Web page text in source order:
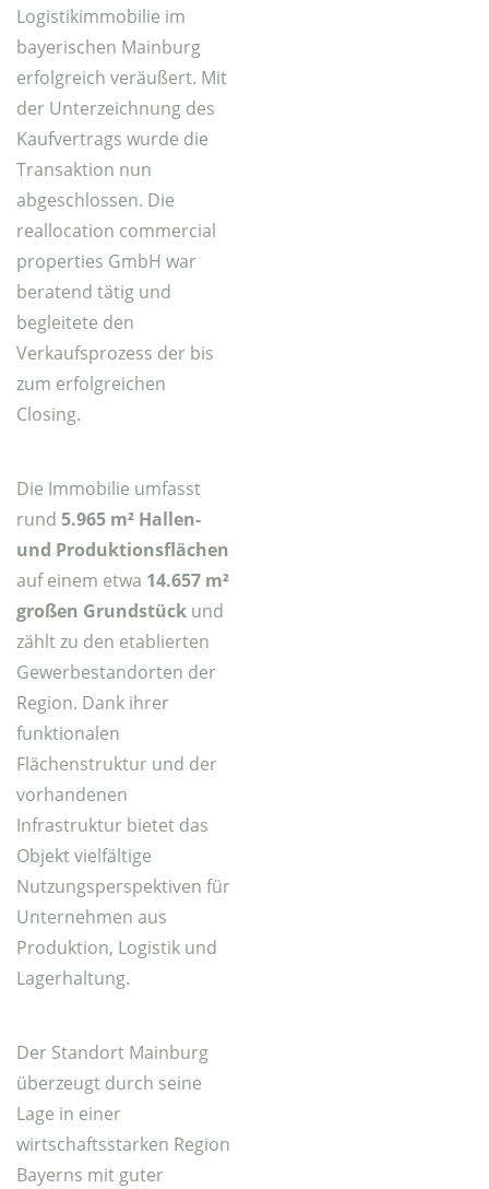
Logistikimmobilie im
bayerischen Mainburg
erfolgreich veräußert. Mit
der Unterzeichnung des
Kaufvertrags wurde die
Transaktion nun
abgeschlossen. Die
reallocation commercial
properties GmbH war
beratend tätig und
begleitete den
Verkaufsprozess der bis
zum erfolgreichen
Closing.
Die Immobilie umfasst
rund 5.965 m² Hallen-
und Produktionsflächen
auf einem etwa 14.657 m²
großen Grundstück und
zählt zu den etablierten
Gewerbestandorten der
Region. Dank ihrer
funktionalen
Flächenstruktur und der
vorhandenen
Infrastruktur bietet das
Objekt vielfältige
Nutzungsperspektiven für
Unternehmen aus
Produktion, Logistik und
Lagerhaltung.
Der Standort Mainburg
überzeugt durch seine
Lage in einer
wirtschaftsstarken Region
Bayerns mit guter